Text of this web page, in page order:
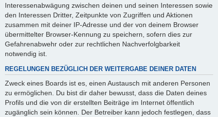
Interessenabwägung zwischen deinen und seinen Interessen sowie
den Interessen Dritter, Zeitpunkte von Zugriffen und Aktionen
zusammen mit deiner IP-Adresse und der von deinem Browser
übermittelter Browser-Kennung zu speichern, sofern dies zur
Gefahrenabwehr oder zur rechtlichen Nachverfolgbarkeit
notwendig ist.
REGELUNGEN BEZÜGLICH DER WEITERGABE DEINER DATEN
Zweck eines Boards ist es, einen Austausch mit anderen Personen
zu ermöglichen. Du bist dir daher bewusst, dass die Daten deines
Profils und die von dir erstellten Beiträge im Internet öffentlich
zugänglich sein können. Der Betreiber kann jedoch festlegen, dass